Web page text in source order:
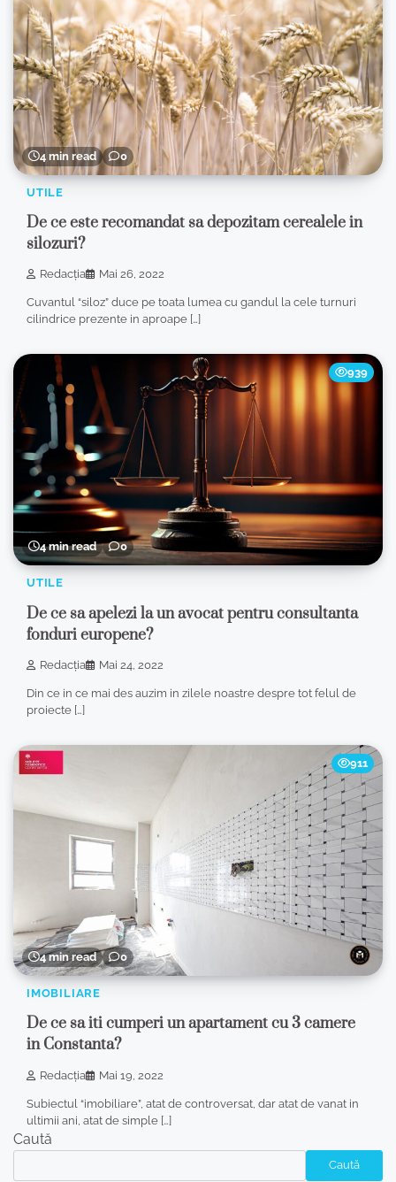
4 min read 0
UTILE
De ce este recomandat sa depozitam cerealele in
silozuri?
Redacția Mai 26, 2022
Cuvantul “siloz” duce pe toata lumea cu gandul la cele turnuri
cilindrice prezente in aproape […]
4 min read 0
939
UTILE
De ce sa apelezi la un avocat pentru consultanta
fonduri europene?
Redacția Mai 24, 2022
Din ce in ce mai des auzim in zilele noastre despre tot felul de
proiecte […]
4 min read 0
911
IMOBILIARE
De ce sa iti cumperi un apartament cu 3 camere
in Constanta?
Redacția Mai 19, 2022
Subiectul “imobiliare”, atat de controversat, dar atat de vanat in
ultimii ani, atat de simple […]
Caută
Caută